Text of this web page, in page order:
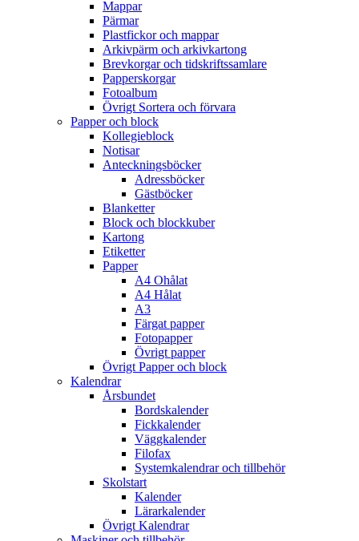
Mappar
Pärmar
Plastfickor och mappar
Arkivpärm och arkivkartong
Brevkorgar och tidskriftssamlare
Papperskorgar
Fotoalbum
Övrigt Sortera och förvara
Papper och block
Kollegieblock
Notisar
Anteckningsböcker
Adressböcker
Gästböcker
Blanketter
Block och blockkuber
Kartong
Etiketter
Papper
A4 Ohålat
A4 Hålat
A3
Färgat papper
Fotopapper
Övrigt papper
Övrigt Papper och block
Kalendrar
Årsbundet
Bordskalender
Fickkalender
Väggkalender
Filofax
Systemkalendrar och tillbehör
Skolstart
Kalender
Lärarkalender
Övrigt Kalendrar